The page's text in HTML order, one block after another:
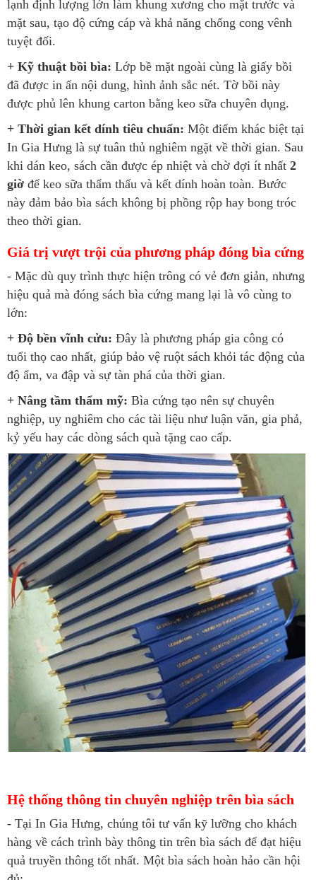
lạnh định lượng lớn làm khung xương cho mặt trước và
mặt sau, tạo độ cứng cáp và khả năng chống cong vênh
tuyệt đối.
+ Kỹ thuật bồi bìa: Lớp bề mặt ngoài cùng là giấy bồi
đã được in ấn nội dung, hình ảnh sắc nét. Tờ bồi này
được phủ lên khung carton bằng keo sữa chuyên dụng.
+ Thời gian kết dính tiêu chuẩn: Một điểm khác biệt tại
In Gia Hưng là sự tuân thủ nghiêm ngặt về thời gian. Sau
khi dán keo, sách cần được ép nhiệt và chờ đợi ít nhất 2
giờ để keo sữa thẩm thấu và kết dính hoàn toàn. Bước
này đảm bảo bìa sách không bị phồng rộp hay bong tróc
theo thời gian.
Giá trị vượt trội của phương pháp đóng bìa cứng
- Mặc dù quy trình thực hiện trông có vẻ đơn giản, nhưng
hiệu quả mà đóng sách bìa cứng mang lại là vô cùng to
lớn:
+ Độ bền vĩnh cửu: Đây là phương pháp gia công có
tuổi thọ cao nhất, giúp bảo vệ ruột sách khỏi tác động của
độ ẩm, va đập và sự tàn phá của thời gian.
+ Nâng tầm thẩm mỹ: Bìa cứng tạo nên sự chuyên
nghiệp, uy nghiêm cho các tài liệu như luận văn, gia phả,
kỷ yếu hay các dòng sách quà tặng cao cấp.
Hệ thống thông tin chuyên nghiệp trên bìa sách
- Tại In Gia Hưng, chúng tôi tư vấn kỹ lưỡng cho khách
hàng về cách trình bày thông tin trên bìa sách để đạt hiệu
quả truyền thông tốt nhất. Một bìa sách hoàn hảo cần hội